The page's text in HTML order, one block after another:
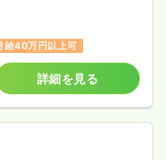
給40万円以上可
詳細を見る